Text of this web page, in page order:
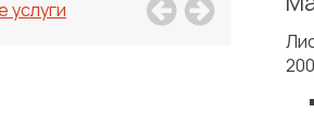
услуги